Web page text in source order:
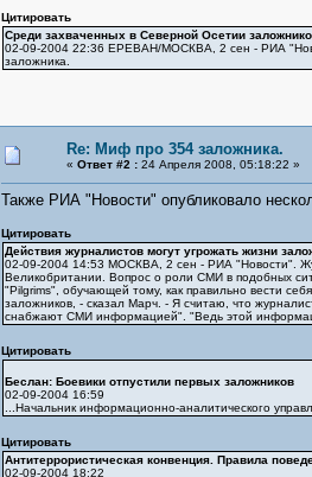
Цитировать
Среди захваченных в Северной Осетии
02-09-2004 22:36 ЕРЕВАН/МОСКВА, 2 сен - РИА
заложника.
Re: Миф про 354 заложника.
« Ответ #2 :24 Апреля 2008, 05:18:22 »
Также РИА "Новости" опубликовало
Цитировать
Действия журналистов могут угрожать жизни
02-09-2004 14:53 МОСКВА, 2 сен - РИА "Новости".
Великобритании. Вопрос о роли СМИ в подобных
"Pilgrims", обучающей тому, как правильно вести
заложников, - сказал Марч. - Я считаю, что
снабжают СМИ информацией". "Ведь этой
Цитировать
Беслан: Боевики отпустили первых заложников
02-09-2004 16:59
...Начальник информационно-аналитического
Цитировать
Антитеррористическая конвенция. Правила
02-09-2004 18:22